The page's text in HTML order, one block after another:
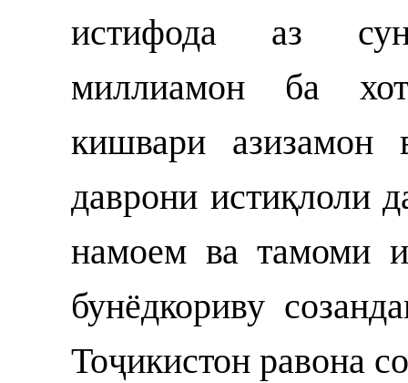
истифода аз
миллиамон ба
кишвари азизамон
даврони истиқлоли
намоем ва тамоми
бунёдкориву
Тоҷикистон равона